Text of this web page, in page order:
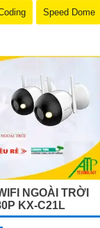
Speed Dome
NGOÀI TRỜI
KX-C21L